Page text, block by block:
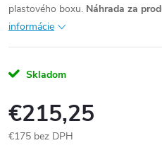
plastového boxu. Náhrada za
informácie
Skladom
€215,25
€175 bez DPH